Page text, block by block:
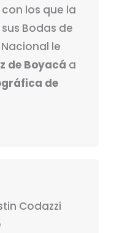
los que la
Bodas de
le
de Boyacá a
de
Codazzi